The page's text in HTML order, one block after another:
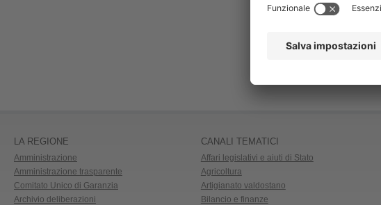
LA REGIONE
Amministrazione
Amministrazione trasparente
Comitato Unico di Garanzia
Archivio deliberazioni
CANALI TEMATICI
Affari legislativi e aiuti di Stato
Agricoltura
Artigianato valdostano
Bilancio e finanze